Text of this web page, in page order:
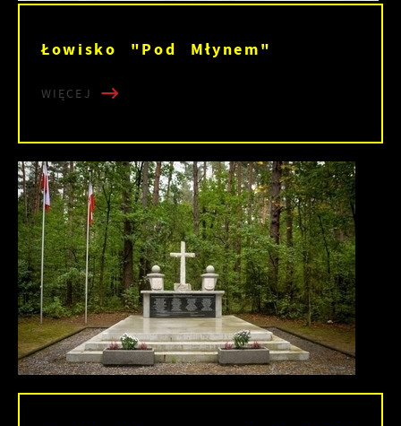
Łowisko "Pod Młynem"
WIĘCEJ